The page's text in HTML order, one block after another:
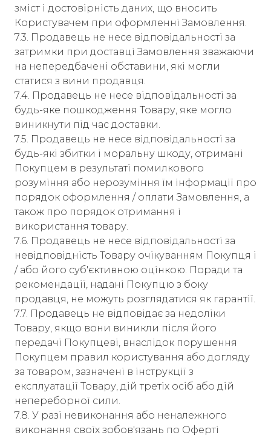
зміст і достовірність даних, що вносить
Користувачем при оформленні Замовлення.
7.3. Продавець не несе відповідальності за
затримки при доставці Замовлення зважаючи
на непередбачені обставини, які могли
статися з вини продавця.
7.4. Продавець не несе відповідальності за
будь-яке пошкодження Товару, яке могло
виникнути під час доставки.
7.5. Продавець не несе відповідальності за
будь-які збитки і моральну шкоду, отримані
Покупцем в результаті помилкового
розуміння або нерозуміння їм інформації про
порядок оформлення / оплати Замовлення, а
також про порядок отримання і
використання товару.
7.6. Продавець не несе відповідальності за
невідповідність Товару очікуванням Покупця і
/ або його суб'єктивною оцінкою. Поради та
рекомендації, надані Покупцю з боку
продавця, не можуть розглядатися як гарантії.
7.7. Продавець не відповідає за недоліки
Товару, якщо вони виникли після його
передачі Покупцеві, внаслідок порушення
Покупцем правил користування або догляду
за товаром, зазначені в інструкції з
експлуатації Товару, дій третіх осіб або дій
непереборної сили.
7.8. У разі невиконання або неналежного
виконання своїх зобов'язань по Оферті